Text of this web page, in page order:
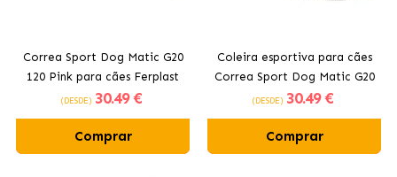
Correa Sport Dog Matic G20
120 Pink para cães Ferplast
(DESDE) 30.49 €
Comprar
Coleira esportiva para cães
Correa Sport Dog Matic G20
120 amarela da Ferplast
(DESDE) 30.49 €
Comprar